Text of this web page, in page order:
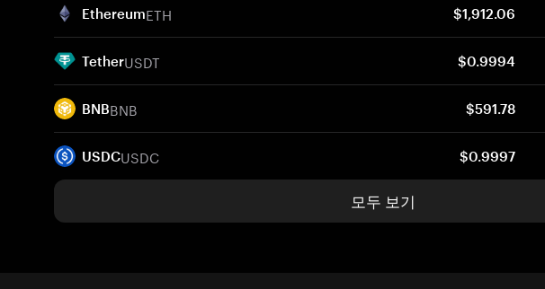
EthereumETH $1,912.06
TetherUSDT $0.9994
BNBBNB $591.78
USDCUSDC $0.9997
모두 보기